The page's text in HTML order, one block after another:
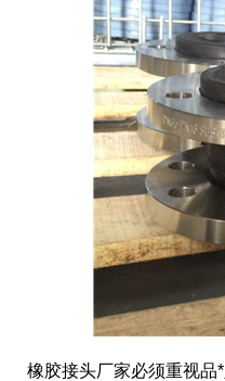
橡胶接头厂家必须重视品*